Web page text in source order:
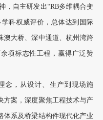
，自主研发出“RB多维耦合变
学科权威评价，总体达到国际
澳大桥、深中通道、杭州湾跨
项标志性工程，赢得广泛赞
念，从设计、生产到现场施
方案，深度聚焦工程技术与产
体系及桥梁结构件现代化产业